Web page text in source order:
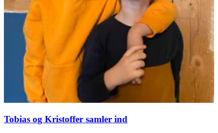
Tobias og Kristoffer samler ind